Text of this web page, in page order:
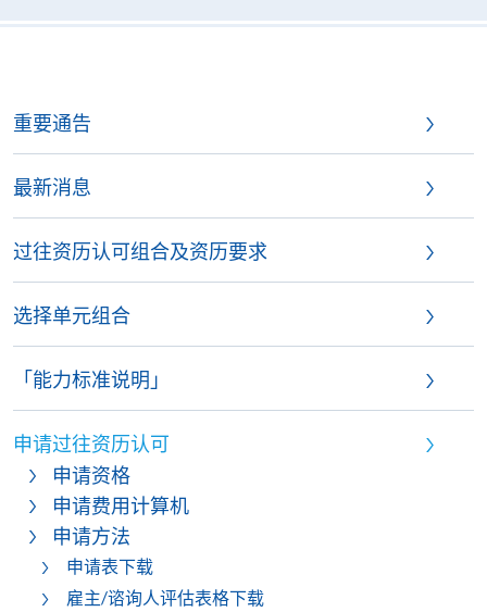
重要通告
最新消息
过往资历认可组合及资历要求
选择单元组合
「能力标准说明」
申请过往资历认可
申请资格
申请费用计算机
申请方法
申请表下载
雇主/谘询人评估表格下载